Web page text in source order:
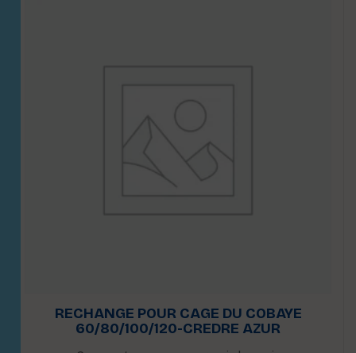
RECHANGE POUR CAGE DU COBAYE
60/80/100/120-CREDRE AZUR